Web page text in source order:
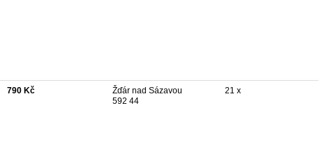
790 Kč
Žďár nad Sázavou
592 44
21 x